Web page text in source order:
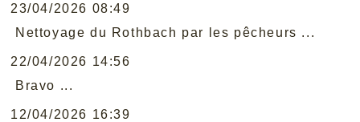
23/04/2026 08:49
Nettoyage du Rothbach par les pêcheurs ...
22/04/2026 14:56
Bravo ...
12/04/2026 16:39